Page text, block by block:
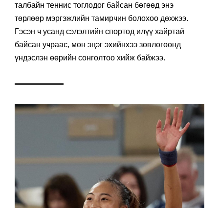
талбайн теннис тоглодог байсан бөгөөд энэ
төрлөөр мэргэжлийн тамирчин болохоо дөхжээ.
Гэсэн ч усанд сэлэлтийн спортод илүү хайртай
байсан учраас, мөн эцэг эхийнхээ зөвлөгөөнд
үндэслэн өөрийн сонголтоо хийж байжээ.